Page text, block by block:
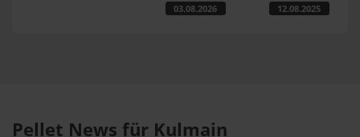
03.08.2026 12.08.2025
Pellet News für Kulmain